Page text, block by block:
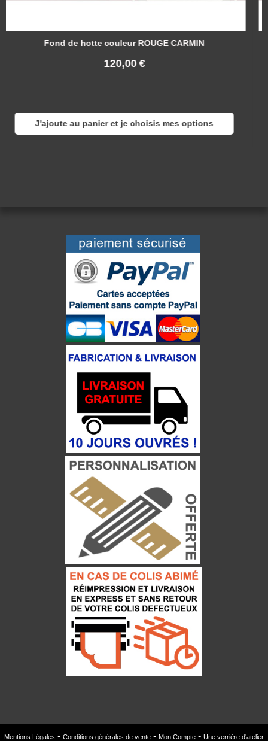
de hotte couleur ROUGE CARMIN
au panier et je choisis mes options
Mentions Légales Conditions générales de vente Mon Compte Une verrière d'atelier